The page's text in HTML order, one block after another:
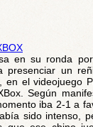
en su ronda
presenciar un
en el videojuego
Según
iba 2-1 a
sido intenso,